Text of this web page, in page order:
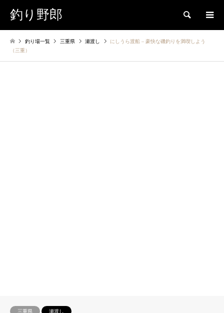
釣り野郎 検索
釣り場一覧 三重県 瀬渡し
にしうら渡船 – 豪快な磯釣りを満喫しよう
（三重）
三重県 瀬渡し